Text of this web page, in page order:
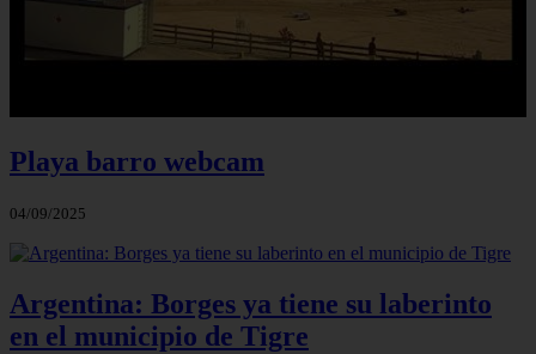
Playa barro webcam
04/09/2025
Argentina: Borges ya tiene su laberinto
en el municipio de Tigre